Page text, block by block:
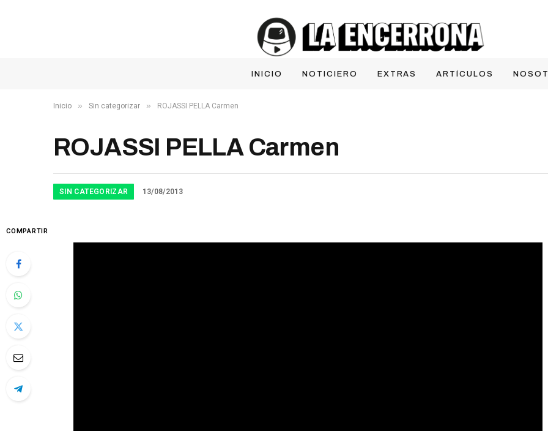
INICIO NOTICIERO EXTRAS ARTÍCULOS
Inicio » Sin categorizar » ROJASSI PELLA Carmen
ROJASSI PELLA Carmen
SIN CATEGORIZAR 13/08/2013
COMPARTIR